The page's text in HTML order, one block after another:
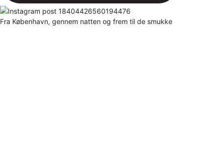
Fra København, gennem natten og frem til de smukke